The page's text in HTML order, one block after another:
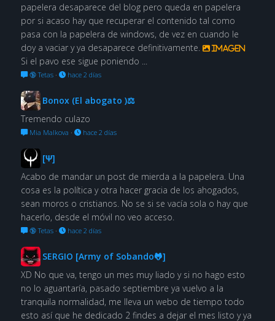
papelera desaparece del blog pero queda en papelera
por si acaso hay que recuperar el contenido tal como
pasa con la papelera de windows, de vez en cuando le
doy a vaciar y ya desaparece definitivamente.
Imagen
Si el pavo ese sigue poniendo ...
🔞 Tetas· hace 2 días
Bonox (El abogato )⚖
Tremendo culazo
Mia Malkova · hace 2 días
[Ψ]
Acabo de mandar un post de mierda a la papelera. Una
cosa es la política y otra hacer gracia de los ahogados,
sean moros o cristianos. No se si se vacía sola o hay que
hacerlo, desde el móvil no veo acceso.
🔞 Tetas· hace 2 días
SERGIO [Army of Sobando🐸]
XD No que va, tengo un mes muy liado y si no hago esto
no lo aguantaría, pasado septiembre ya vuelvo a la
tranquila normalidad, me lleva un webo de tiempo todo
esto así que he dedicado 2 findes a dejar el mes listo y ya